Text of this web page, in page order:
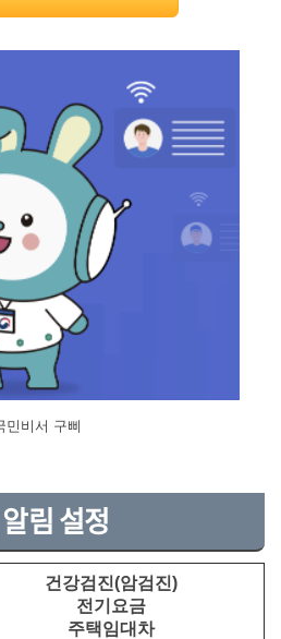
민비서 구삐
림 설정
건강검진(암검진)
전기요금
주택임대차